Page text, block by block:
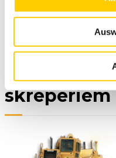
Mašīnu
skrēperiem